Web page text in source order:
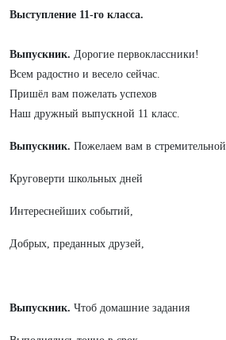
Выступление 11-го класса.
Выпускник. Дорогие первоклассники!
Всем радостно и весело сейчас.
Пришёл вам пожелать успехов
Наш дружный выпускной 11 класс.
Выпускник. Пожелаем вам в стремительной
Круговерти школьных дней
Интереснейших событий,
Добрых, преданных друзей,
Выпускник. Чтоб домашние задания